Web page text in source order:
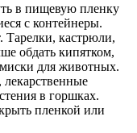
в пищевую пленку
с контейнеры.
Тарелки, кастрюли,
обдать кипятком,
для животных.
лекарственные
в горшках.
пленкой или